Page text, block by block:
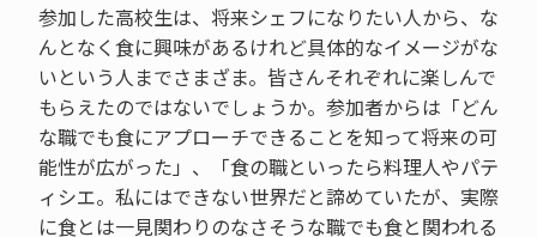
参加した高校生は、将来シェフになりたい人から、な
んとなく食に興味があるけれど具体的なイメージがな
いという人までさまざま。皆さんそれぞれに楽しんで
もらえたのではないでしょうか。参加者からは「どん
な職でも⾷にアプローチできることを知って将来の可
能性が広がった」、「食の職といったら料理人やパテ
ィシエ。私にはできない世界だと諦めていたが、実際
に食とは一見関わりのなさそうな職でも食と関われる